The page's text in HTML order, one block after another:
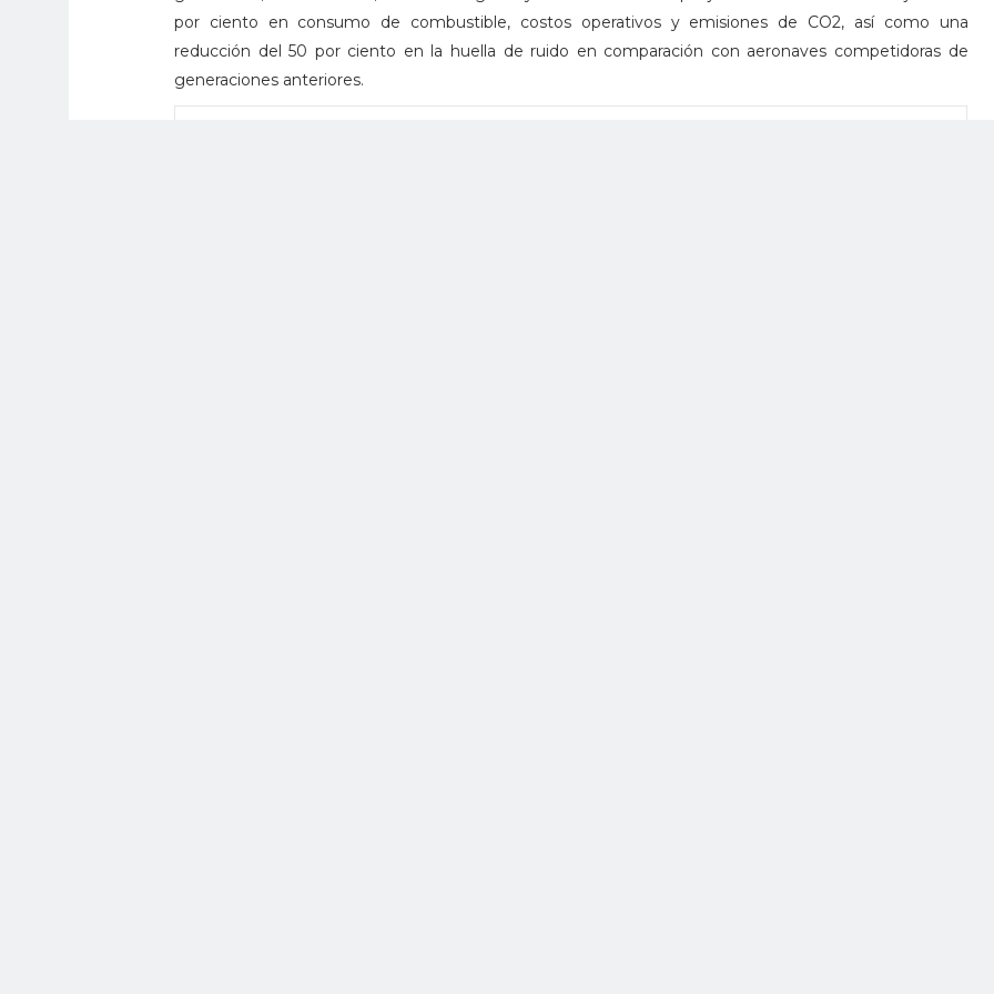
por ciento en consumo de combustible, costos operativos y emisiones de CO2, así como una
reducción del 50 por ciento en la huella de ruido en comparación con aeronaves competidoras de
generaciones anteriores.